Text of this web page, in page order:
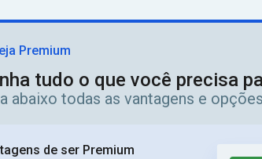
Premium
tudo o que você precisa
abaixo todas as vantagens e
de ser Premium